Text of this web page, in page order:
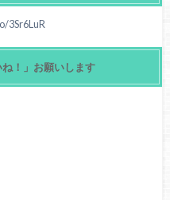
3Sr6LuR
！」お願いします